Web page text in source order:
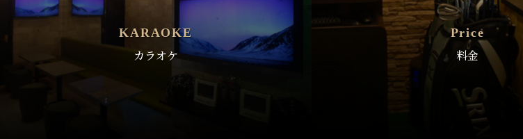
KARAOKE
カラオケ
Price
料金